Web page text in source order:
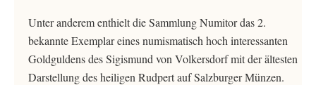
Unter anderem enthielt die Sammlung Numitor das 2.
bekannte Exemplar eines numismatisch hoch interessanten
Goldguldens des Sigismund von Volkersdorf mit der ältesten
Darstellung des heiligen Rudpert auf Salzburger Münzen.